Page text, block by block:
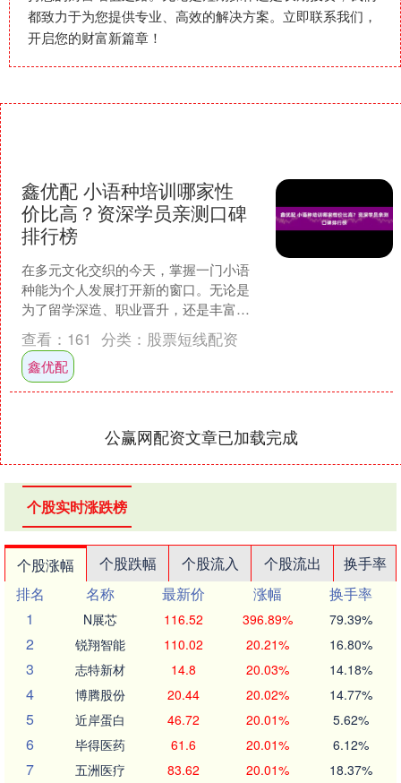
都致力于为您提供专业、高效的解决方案。立即联系我们，
开启您的财富新篇章！
鑫优配 小语种培训哪家性
价比高？资深学员亲测口碑
排行榜
在多元文化交织的今天，掌握一门小语
种能为个人发展打开新的窗口。无论是
为了留学深造、职业晋升，还是丰富自
我，选择一家靠谱的培训机构是成功的
第一步。面对市场上众多的....
查看： 161 分类： 股票短线配资
鑫优配
公赢网配资文章已加载完成
个股实时涨跌榜
个股涨幅 个股跌幅 个股流入 个股流出
换手率
排名
名称 最新价 涨幅
换手率
1
N展芯 116.52 396.89% 79.39%
2 锐翔智能 110.02 20.21% 16.80%
3 志特新材 14.8 20.03% 14.18%
4 博腾股份 20.44 20.02% 14.77%
5 近岸蛋白 46.72 20.01% 5.62%
6 毕得医药 61.6 20.01% 6.12%
7 五洲医疗 83.62 20.01% 18.37%